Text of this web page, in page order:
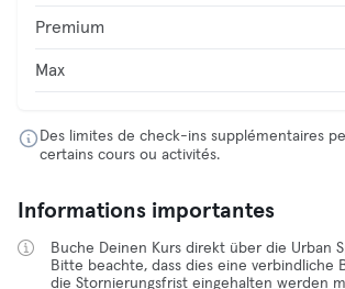
Premium
Max
Des limites de check-ins supplémentaires
certains cours ou activités.
Informations importantes
Buche Deinen Kurs direkt über die Urban
Bitte beachte, dass dies eine verbindliche
die Stornierungsfrist eingehalten werden